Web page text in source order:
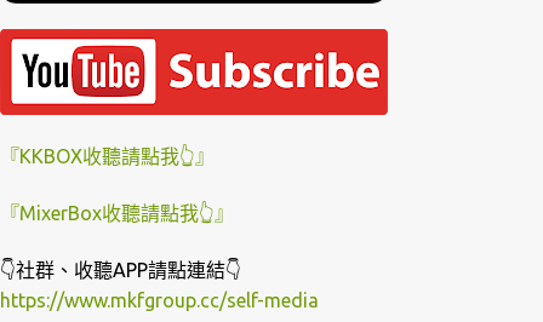
『KKBOX收聽請點我👆』
『MixerBox收聽請點我👆』
👇社群、收聽APP請點連結👇
https://www.mkfgroup.cc/self-media